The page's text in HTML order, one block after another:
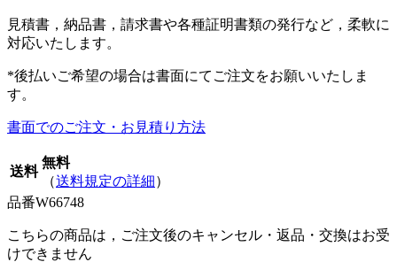
見積書，納品書，請求書や各種証明書類の発行など，柔軟に
対応いたします。
*後払いご希望の場合は書面にてご注文をお願いいたしま
す。
書面でのご注文・お見積り方法
送料
無料
（送料規定の詳細）
品番W66748
こちらの商品は，ご注文後のキャンセル・返品・交換はお受
けできません